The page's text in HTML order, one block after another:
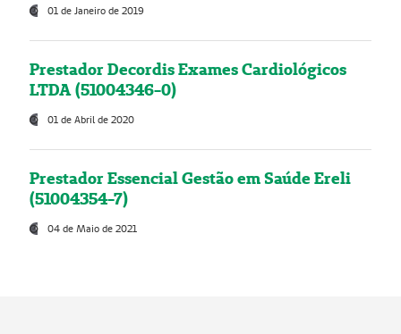
01 de Janeiro de 2019
Prestador Decordis Exames Cardiológicos
LTDA (51004346-0)
01 de Abril de 2020
Prestador Essencial Gestão em Saúde Ereli
(51004354-7)
04 de Maio de 2021